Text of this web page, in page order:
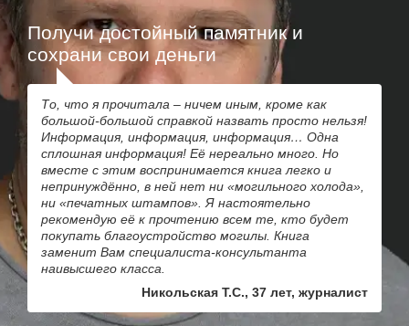
Получи достойный памятник и
сохрани свои деньги
То, что я прочитала – ничем иным, кроме как
большой-большой справкой назвать просто нельзя!
Информация, информация, информация… Одна
сплошная информация! Её нереально много. Но
вместе с этим воспринимается книга легко и
непринуждённо, в ней нет ни «могильного холода»,
ни «печатных штампов». Я настоятельно
рекомендую её к прочтению всем те, кто будет
покупать благоустройство могилы. Книга
заменит Вам специалиста-консультанта
наивысшего класса.
Никольская Т.С., 37 лет, журналист